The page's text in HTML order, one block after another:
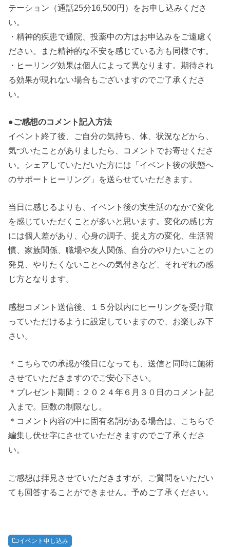
テーション（通話25分16,500円）をお申し込みくださ
い。
・精神的疾患で通院、投薬中の方はお申込みをご遠慮く
ださい。また精神的な不安を感じている方も同様です。
・ヒーリング効果は個人によって異なります。期待され
る効果が現れない場合もございますのでご了承くださ
い。
●ご感想のコメント記入方法
イベント終了後、ご自分の気持ち、体、状況などから、
気づいたことがありましたら、コメントでお寄せくださ
い。シェアしていただいた方には「イベント後の状態へ
のサポートヒーリング」を送らせていただきます。
当日に感じるよりも、イベント後の実生活のなかで変化
を感じていただくことが多いと思います。変化の感じ方
には個人差があり、心身の調子、捉え方の変化、生活習
慣、家族関係、職場や友人関係、自分のやりたいことの
発見、やりたくないことへの気付きなど、それぞれの感
じ方となります。
感想コメント送信後、１５分以内にヒーリングを受け取
っていただけるように設定していますので、お楽しみ下
さい。
＊こちらでの承認が後日になっても、送信と同時に施術
させていただきますのでご安心下さい。
＊プレゼント期間：２０２４年６月３０日のコメント記
入まで。回数の制限なし。
＊コメント内容の中に固有名詞がある場合は、こちらで
編集し伏せ字にさせていただきますのでご了承くださ
い。
ご感想は拝見させていただきますが、ご質問をいただい
ても回答することができません。予めご了承ください。
イベント申し込み